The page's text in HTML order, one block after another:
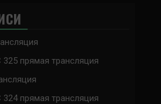
прямая трансляция
прямая трансляция